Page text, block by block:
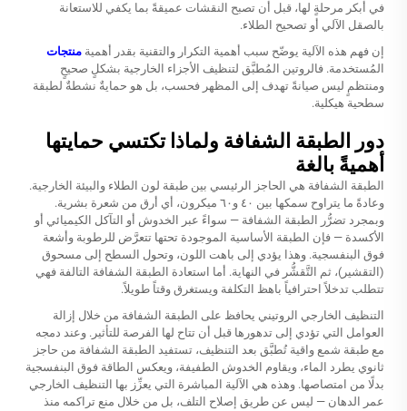
في أبكر مرحلةٍ لها، قبل أن تصبح النقشات عميقةً بما يكفي للاستعانة
بالصقل الآلي أو تصحيح الطلاء.
إن فهم هذه الآلية يوضّح سبب أهمية التكرار والتقنية بقدر أهمية منتجات
المُستخدمة. فالروتين المُطبَّق لتنظيف الأجزاء الخارجية بشكلٍ صحيحٍ
ومنتظمٍ ليس صيانةً تهدف إلى المظهر فحسب، بل هو حمايةٌ نشطةٌ لطبقة
سطحية هيكلية.
دور الطبقة الشفافة ولماذا تكتسي حمايتها
أهميةً بالغة
الطبقة الشفافة هي الحاجز الرئيسي بين طبقة لون الطلاء والبيئة الخارجية.
وعادةً ما يتراوح سمكها بين ٤٠ و٦٠ ميكرون، أي أرق من شعرة بشرية.
وبمجرد تضرُّر الطبقة الشفافة — سواءً عبر الخدوش أو التآكل الكيميائي أو
الأكسدة — فإن الطبقة الأساسية الموجودة تحتها تتعرَّض للرطوبة وأشعة
فوق البنفسجية. وهذا يؤدي إلى باهت اللون، وتحول السطح إلى مسحوق
(التقشير)، ثم التَّقشُّر في النهاية. أما استعادة الطبقة الشفافة التالفة فهي
تتطلب تدخلاً احترافياً باهظ التكلفة ويستغرق وقتاً طويلاً.
التنظيف الخارجي الروتيني يحافظ على الطبقة الشفافة من خلال إزالة
العوامل التي تؤدي إلى تدهورها قبل أن تتاح لها الفرصة للتأثير. وعند دمجه
مع طبقة شمع واقية تُطبَّق بعد التنظيف، تستفيد الطبقة الشفافة من حاجز
ثانوي يطرد الماء، ويقاوم الخدوش الطفيفة، ويعكس الطاقة فوق البنفسجية
بدلًا من امتصاصها. وهذه هي الآلية المباشرة التي يعزِّز بها التنظيف الخارجي
عمر الدهان — ليس عن طريق إصلاح التلف، بل من خلال منع تراكمه منذ